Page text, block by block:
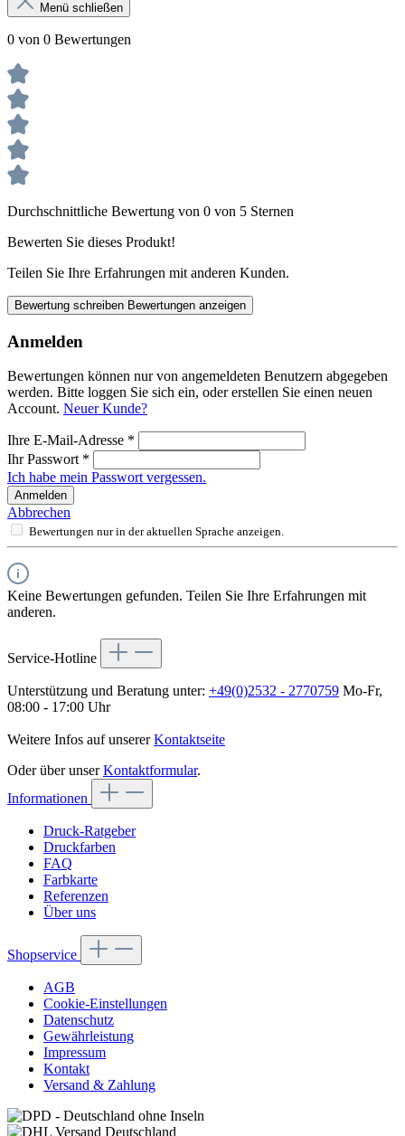
Menü schließen
0 von 0 Bewertungen
Durchschnittliche Bewertung von 0 von 5 Sternen
Bewerten Sie dieses Produkt!
Teilen Sie Ihre Erfahrungen mit anderen Kunden.
Bewertung schreiben Bewertungen anzeigen
Anmelden
Bewertungen können nur von angemeldeten Benutzern abgegeben
werden. Bitte loggen Sie sich ein, oder erstellen Sie einen neuen
Account. Neuer Kunde?
Ihre E-Mail-Adresse *
Ihr Passwort *
Ich habe mein Passwort vergessen.
Anmelden
Abbrechen
Bewertungen nur in der aktuellen Sprache anzeigen.
Keine Bewertungen gefunden. Teilen Sie Ihre Erfahrungen mit
anderen.
Service-Hotline
Unterstützung und Beratung unter: +49(0)2532 - 2770759 Mo-Fr,
08:00 - 17:00 Uhr
Weitere Infos auf unsererKontaktseite
Oder über unserKontaktformular.
Informationen
Druck-Ratgeber
Druckfarben
FAQ
Farbkarte
Referenzen
Über uns
Shopservice
AGB
Cookie-Einstellungen
Datenschutz
Gewährleistung
Impressum
Kontakt
Versand & Zahlung